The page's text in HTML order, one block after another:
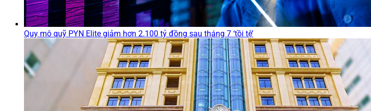
Quy mô quỹ PYN Elite giảm hơn 2.100 tỷ đồng sau tháng 7 ‘tồi tệ’